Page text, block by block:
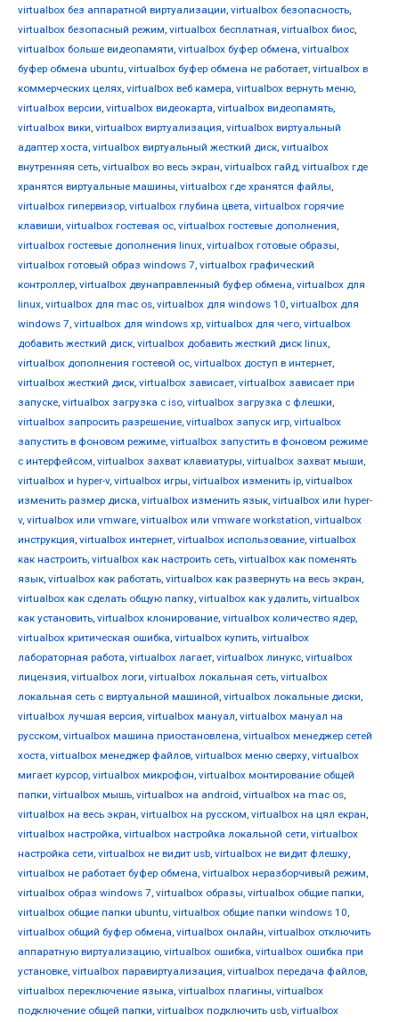
virtualbox без аппаратной виртуализации, virtualbox безопасность,
virtualbox безопасный режим, virtualbox бесплатная, virtualbox биос,
virtualbox больше видеопамяти, virtualbox буфер обмена, virtualbox
буфер обмена ubuntu, virtualbox буфер обмена не работает, virtualbox в
коммерческих целях, virtualbox веб камера, virtualbox вернуть меню,
virtualbox версии, virtualbox видеокарта, virtualbox видеопамять,
virtualbox вики, virtualbox виртуализация, virtualbox виртуальный
адаптер хоста, virtualbox виртуальный жесткий диск, virtualbox
внутренняя сеть, virtualbox во весь экран, virtualbox гайд, virtualbox где
хранятся виртуальные машины, virtualbox где хранятся файлы,
virtualbox гипервизор, virtualbox глубина цвета, virtualbox горячие
клавиши, virtualbox гостевая ос, virtualbox гостевые дополнения,
virtualbox гостевые дополнения linux, virtualbox готовые образы,
virtualbox готовый образ windows 7, virtualbox графический
контроллер, virtualbox двунаправленный буфер обмена, virtualbox для
linux, virtualbox для mac os, virtualbox для windows 10, virtualbox для
windows 7, virtualbox для windows xp, virtualbox для чего, virtualbox
добавить жесткий диск, virtualbox добавить жесткий диск linux,
virtualbox дополнения гостевой ос, virtualbox доступ в интернет,
virtualbox жесткий диск, virtualbox зависает, virtualbox зависает при
запуске, virtualbox загрузка с iso, virtualbox загрузка с флешки,
virtualbox запросить разрешение, virtualbox запуск игр, virtualbox
запустить в фоновом режиме, virtualbox запустить в фоновом режиме
с интерфейсом, virtualbox захват клавиатуры, virtualbox захват мыши,
virtualbox и hyper-v, virtualbox игры, virtualbox изменить ip, virtualbox
изменить размер диска, virtualbox изменить язык, virtualbox или hyper-
v, virtualbox или vmware, virtualbox или vmware workstation, virtualbox
инструкция, virtualbox интернет, virtualbox использование, virtualbox
как настроить, virtualbox как настроить сеть, virtualbox как поменять
язык, virtualbox как работать, virtualbox как развернуть на весь экран,
virtualbox как сделать общую папку, virtualbox как удалить, virtualbox
как установить, virtualbox клонирование, virtualbox количество ядер,
virtualbox критическая ошибка, virtualbox купить, virtualbox
лабораторная работа, virtualbox лагает, virtualbox линукс, virtualbox
лицензия, virtualbox логи, virtualbox локальная сеть, virtualbox
локальная сеть с виртуальной машиной, virtualbox локальные диски,
virtualbox лучшая версия, virtualbox мануал, virtualbox мануал на
русском, virtualbox машина приостановлена, virtualbox менеджер сетей
хоста, virtualbox менеджер файлов, virtualbox меню сверху, virtualbox
мигает курсор, virtualbox микрофон, virtualbox монтирование общей
папки, virtualbox мышь, virtualbox на android, virtualbox на mac os,
virtualbox на весь экран, virtualbox на русском, virtualbox на цял екран,
virtualbox настройка, virtualbox настройка локальной сети, virtualbox
настройка сети, virtualbox не видит usb, virtualbox не видит флешку,
virtualbox не работает буфер обмена, virtualbox неразборчивый режим,
virtualbox образ windows 7, virtualbox образы, virtualbox общие папки,
virtualbox общие папки ubuntu, virtualbox общие папки windows 10,
virtualbox общий буфер обмена, virtualbox онлайн, virtualbox отключить
аппаратную виртуализацию, virtualbox ошибка, virtualbox ошибка при
установке, virtualbox паравиртуализация, virtualbox передача файлов,
virtualbox переключение языка, virtualbox плагины, virtualbox
подключение общей папки, virtualbox подключить usb, virtualbox